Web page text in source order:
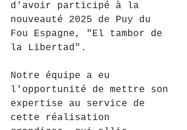
d'avoir participé à la
nouveauté 2025 de Puy du
Fou Espagne, "El tambor de
la Libertad".
Notre équipe a eu
l'opportunité de mettre son
expertise au service de
cette réalisation